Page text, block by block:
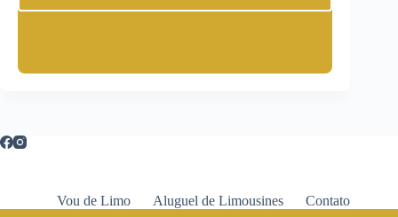
Vou de Limo Aluguel de Limousines Contato